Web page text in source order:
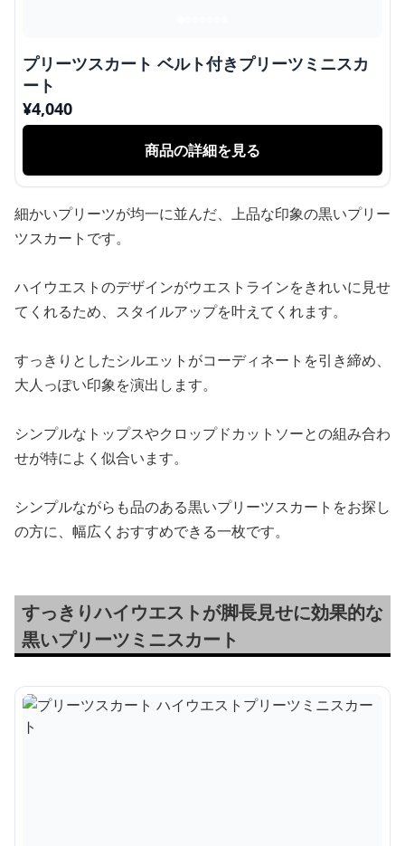
プリーツスカート ベルト付きプリーツミニスカ
ート
¥4,040
商品の詳細を見る
細かいプリーツが均一に並んだ、上品な印象の黒いプリー
ツスカートです。
ハイウエストのデザインがウエストラインをきれいに見せ
てくれるため、スタイルアップを叶えてくれます。
すっきりとしたシルエットがコーディネートを引き締め、
大人っぽい印象を演出します。
シンプルなトップスやクロップドカットソーとの組み合わ
せが特によく似合います。
シンプルながらも品のある黒いプリーツスカートをお探し
の方に、幅広くおすすめできる一枚です。
すっきりハイウエストが脚長見せに効果的な
黒いプリーツミニスカート